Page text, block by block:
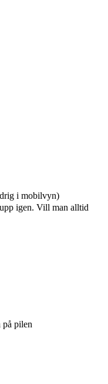
i mobilvyn)
igen. Vill man alltid
på pilen